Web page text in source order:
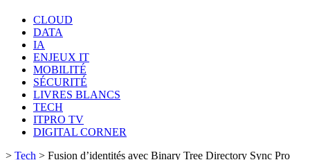
CLOUD
DATA
IA
ENJEUX IT
MOBILITÉ
SÉCURITÉ
LIVRES BLANCS
TECH
ITPRO TV
DIGITAL CORNER
> Tech > Fusion d’identités avec Binary Tree Directory Sync Pro